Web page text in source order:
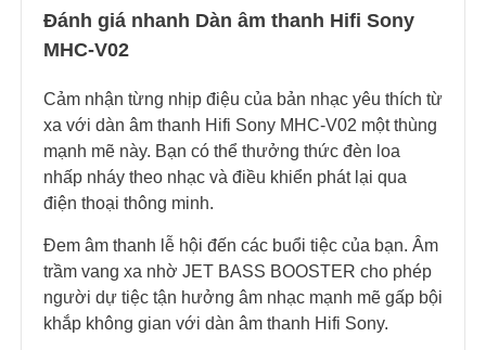
Đánh giá nhanh Dàn âm thanh Hifi Sony
MHC-V02
Cảm nhận từng nhịp điệu của bản nhạc yêu thích từ
xa với dàn âm thanh Hifi Sony MHC-V02 một thùng
mạnh mẽ này. Bạn có thể thưởng thức đèn loa
nhấp nháy theo nhạc và điều khiển phát lại qua
điện thoại thông minh.
Đem âm thanh lễ hội đến các buổi tiệc của bạn. Âm
trầm vang xa nhờ JET BASS BOOSTER cho phép
người dự tiệc tận hưởng âm nhạc mạnh mẽ gấp bội
khắp không gian với dàn âm thanh Hifi Sony.